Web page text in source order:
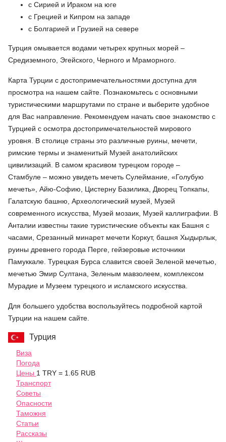
с Сирией и Ираком на юге
с Грецией и Кипром на западе
с Болгарией и Грузией на севере
Турция омывается водами четырех крупных морей –
Средиземного, Эгейского, Черного и Мраморного.
Карта Турции с достопримечательностями доступна для
просмотра на нашем сайте. Познакомьтесь с основными
туристическими маршрутами по стране и выберите удобное
для Вас направление. Рекомендуем начать свое знакомство с
Турцией с осмотра достопримечательностей мирового
уровня. В столице страны это различные руины, мечети,
римские термы и знаменитый Музей анатолийских
цивилизаций. В самом красивом турецком городе –
Стамбуле – можно увидеть мечеть Сулеймание, «Голубую
мечеть», Айю-Софию, Цистерну Базилика, Дворец Топкапы,
Галатскую башню, Археологический музей, Музей
современного искусства, Музей мозаик, Музей каллиграфии. В
Анталии известны такие туристические объекты как Башня с
часами, Срезанный минарет мечети Коркут, башня Хыдырлык,
руины древнего города Перге, гейзеровые источники
Памуккале. Турецкая Бурса славится своей Зеленой мечетью,
мечетью Эмир Султана, Зеленым мавзолеем, комплексом
Мурадие и Музеем турецкого и исламского искусства.
Для большего удобства воспользуйтесь подробной картой
Турции на нашем сайте.
Турция
Виза
Погода
Цены 1 TRY = 1.65 RUB
Транспорт
Советы
Опасности
Таможня
Статьи
Рассказы